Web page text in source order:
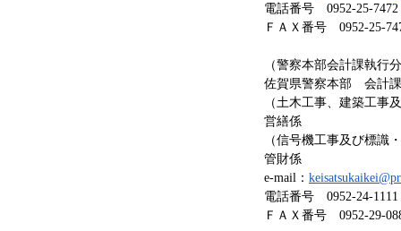
電話番号 0952-25-7472
ＦＡＸ番号 0952-25-
（警察本部会計課執行
佐賀県警察本部 会計
（土木工事、建築工事
営繕係
（信号機工事及び標識
管財係
e-mail：
電話番号 0952-24-1111
ＦＡＸ番号 0952-29-